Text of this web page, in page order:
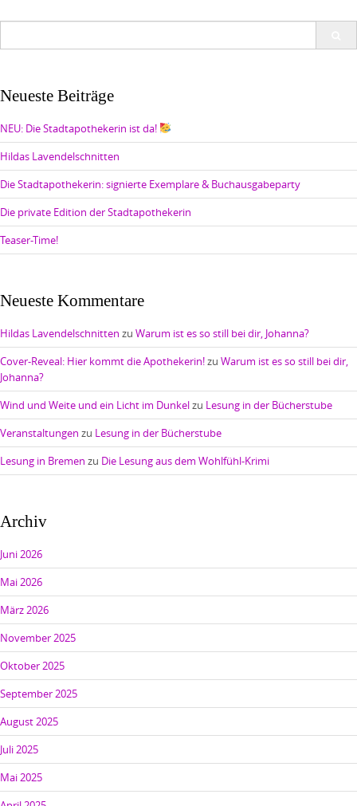
Neueste Beiträge
NEU: Die Stadtapothekerin ist da!
Hildas Lavendelschnitten
Die Stadtapothekerin: signierte Exemplare & Buchausgabeparty
Die private Edition der Stadtapothekerin
Teaser-Time!
Neueste Kommentare
Hildas Lavendelschnitten zu Warum ist es so still bei dir, Johanna?
Cover-Reveal: Hier kommt die Apothekerin!zu Warum ist es so still bei dir,
Johanna?
Wind und Weite und ein Licht im Dunkelzu Lesung in der Bücherstube
Veranstaltungen zu Lesung in der Bücherstube
Lesung in Bremen zu Die Lesung aus dem Wohlfühl-Krimi
Archiv
Juni 2026
Mai 2026
März 2026
November 2025
Oktober 2025
September 2025
August 2025
Juli 2025
Mai 2025